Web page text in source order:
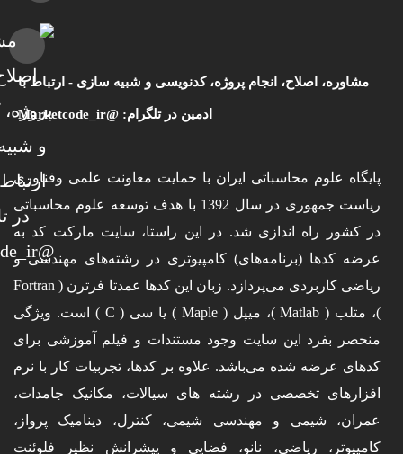
مشاوره، اصلاح، انجام پروژه، کدنویسی و شبیه سازی - ارتباط با
ادمین در تلگرام: @Marketcode_ir
پایگاه علوم محاسباتی ایران با حمایت معاونت علمی وفناوری
ریاست جمهوری در سال 1392 با هدف توسعه علوم محاسباتی
در کشور راه اندازی شد. در این راستا، سایت مارکت کد به
عرضه کدها (برنامه‌های) کامپیوتری در رشته‌های مهندسی و
ریاضی کاربردی می‌پردازد. زبان این کدها عمدتا فرترن ( Fortran
)، متلب ( Matlab )، میپل ( Maple ) یا سی ( C ) است. ویژگی
منحصر بفرد این سایت وجود مستندات و فیلم آموزشی برای
کدهای عرضه شده می‌باشد. علاوه بر کدها، تجربیات کار با نرم
افزارهای تخصصی در رشته های سیالات، مکانیک جامدات،
عمران، شیمی و مهندسی شیمی، کنترل، دینامیک پرواز،
کامپیوتر، ریاضی، نانو، فضایی و پیشرانش نظیر فلوئنت